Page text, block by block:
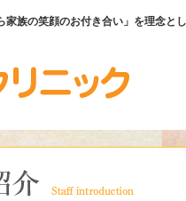
族の笑顔のお付き合い」を理念と